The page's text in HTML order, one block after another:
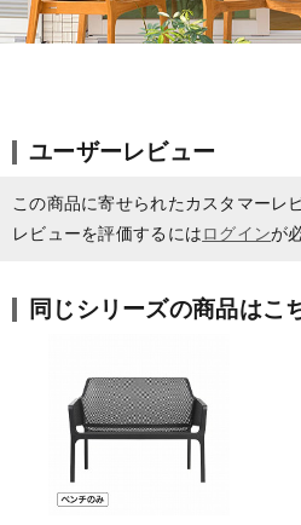
ユーザーレビュー
この商品に寄せられたカスタマーレ
レビューを評価するにはログインが
同じシリーズの商品はこ